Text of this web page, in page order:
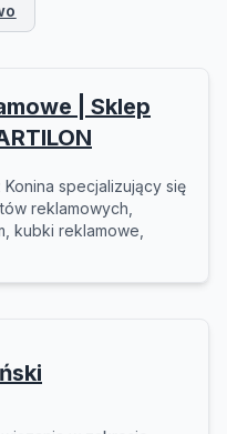
| Sklep
specjalizujący się
reklamowych,
kubki reklamowe,